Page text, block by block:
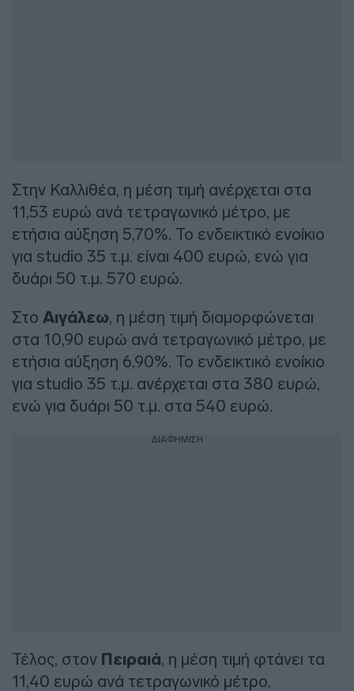
Στην Καλλιθέα, η μέση τιμή ανέρχεται στα
11,53 ευρώ ανά τετραγωνικό μέτρο, με
ετήσια αύξηση 5,70%. Το ενδεικτικό ενοίκιο
για studio 35 τ.μ. είναι 400 ευρώ, ενώ για
δυάρι 50 τ.μ. 570 ευρώ.
Στο Αιγάλεω, η μέση τιμή διαμορφώνεται
στα 10,90 ευρώ ανά τετραγωνικό μέτρο, με
ετήσια αύξηση 6,90%. Το ενδεικτικό ενοίκιο
για studio 35 τ.μ. ανέρχεται στα 380 ευρώ,
ενώ για δυάρι 50 τ.μ. στα 540 ευρώ.
ΔΙΑΦΗΜΙΣΗ
Τέλος, στον Πειραιά, η μέση τιμή φτάνει τα
11,40 ευρώ ανά τετραγωνικό μέτρο,